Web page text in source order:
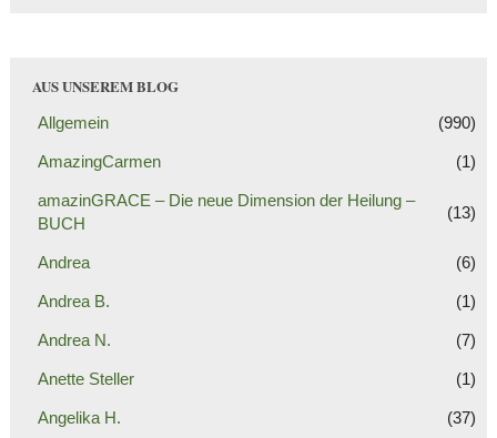
AUS UNSEREM BLOG
Allgemein (990)
AmazingCarmen (1)
amazinGRACE – Die neue Dimension der Heilung –
BUCH
(13)
Andrea (6)
Andrea B. (1)
Andrea N. (7)
Anette Steller (1)
Angelika H. (37)